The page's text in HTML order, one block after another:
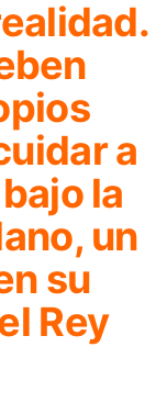
a
la
un
su
Rey